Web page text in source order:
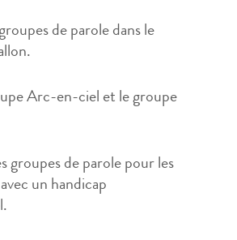
de parole dans le
Arc-en-ciel et le groupe
groupes de parole pour les
un handicap